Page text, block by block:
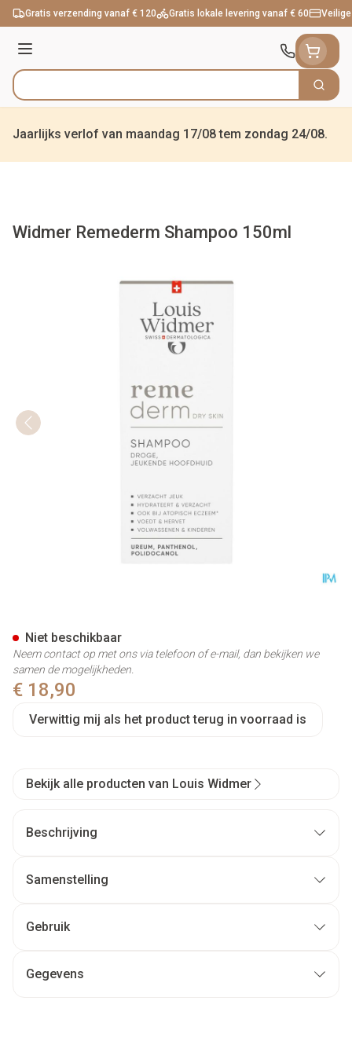
Ga naar de inhoud
Gratis verzending vanaf € 120 Gratis lokale levering vanaf € 60
Menu
Product, merk, categorie... Zoek
Jaarlijks verlof van maandag 17/08 tem zondag 24/08.
Widmer Remederm Shampoo 150ml
€ 18,90
Verwittig mij als het product terug in voorraad is
Niet beschikbaar
Neem contact op met ons via telefoon of e-mail, dan bekijken we
samen de mogelijkheden.
Bekijk alle producten van Louis Widmer
Beschrijving
Samenstelling
Gebruik
Gegevens